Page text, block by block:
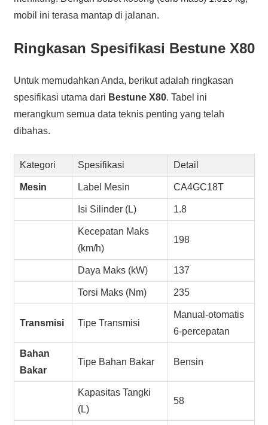
mobil ini terasa mantap di jalanan.
Ringkasan Spesifikasi Bestune X80
Untuk memudahkan Anda, berikut adalah ringkasan
spesifikasi utama dari Bestune X80. Tabel ini
merangkum semua data teknis penting yang telah
dibahas.
Kategori Spesifikasi Detail
Mesin Label Mesin CA4GC18T
Isi Silinder (L) 1.8
Kecepatan Maks
(km/h)
198
Daya Maks (kW) 137
Torsi Maks (Nm) 235
Transmisi Tipe Transmisi
Manual-otomatis
6-percepatan
Bahan
Bakar
Tipe Bahan Bakar Bensin
Kapasitas Tangki
(L)
58